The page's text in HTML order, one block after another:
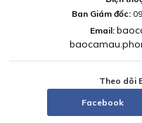
Ban Giám đốc:
Email:
Theo dõi
Facebook